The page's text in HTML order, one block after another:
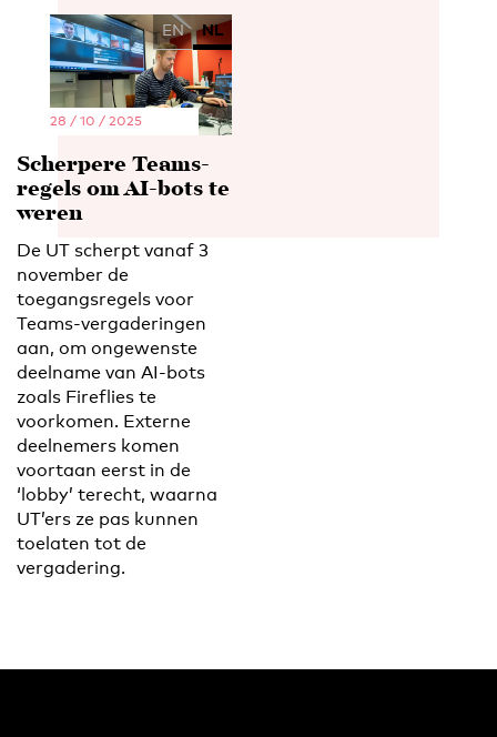
EN NL
28 / 10 / 2025
Scherpere Teams-
regels om AI-bots te
weren
De UT scherpt vanaf 3
november de
toegangsregels voor
Teams-vergaderingen
aan, om ongewenste
deelname van AI-bots
zoals Fireflies te
voorkomen. Externe
deelnemers komen
voortaan eerst in de
‘lobby’ terecht, waarna
UT’ers ze pas kunnen
toelaten tot de
vergadering.